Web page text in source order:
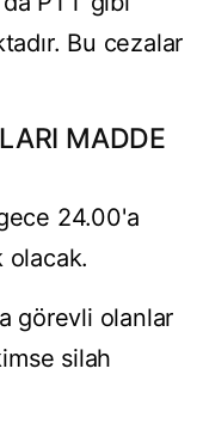
Bu cezalar
MADDE
24.00'a
olacak.
görevli olanlar
silah